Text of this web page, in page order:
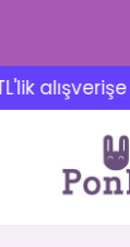
%20